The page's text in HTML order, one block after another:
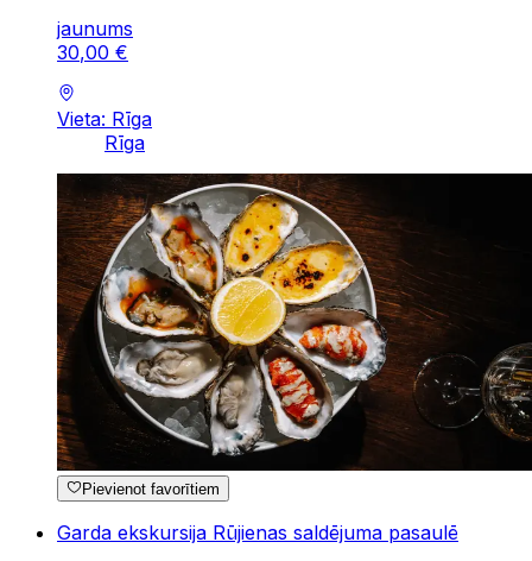
jaunums
30,00 €
Vieta: Rīga
Rīga
Pievienot favorītiem
Garda ekskursija Rūjienas saldējuma pasaulē